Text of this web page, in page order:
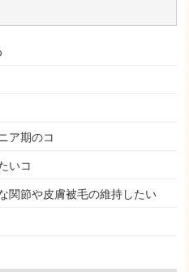
ア期のコ
いコ
関節や皮膚被毛の維持したい